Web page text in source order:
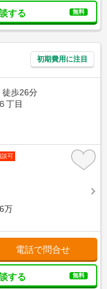
する 無料
初期費用に注目
徒歩26分
丁目
談可
万
電話で問合せ
する 無料